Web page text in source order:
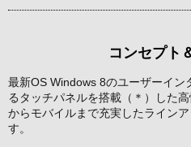
コンセプト
最新OS Windows 8のユーザーイン
るタッチパネルを搭載（＊）した
からモバイルまで充実したライン
す。